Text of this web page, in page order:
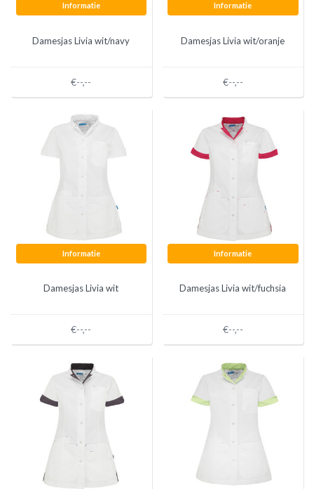
Informatie
Damesjas Livia wit/navy
€--,--
Informatie
Damesjas Livia wit/oranje
€--,--
Informatie
Damesjas Livia wit
€--,--
Informatie
Damesjas Livia wit/fuchsia
€--,--